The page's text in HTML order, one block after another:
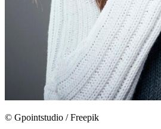
© Gpointstudio / Freepik